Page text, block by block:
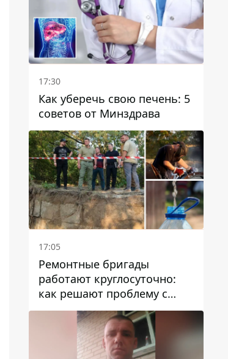
17:30
Как уберечь свою печень: 5
советов от Минздрава
17:05
Ремонтные бригады
работают круглосуточно:
как решают проблему с
водой в Марганецкой
громаде